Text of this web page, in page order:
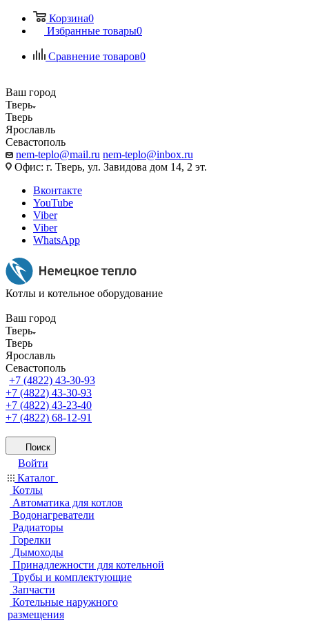
Корзина0
Избранные товары0
Сравнение товаров0
Ваш город
Тверь
Тверь
Ярославль
Севастополь
nem-teplo@mail.ru nem-teplo@inbox.ru
Офис: г. Тверь, ул. Завидова дом 14, 2 эт.
Вконтакте
YouTube
Viber
Viber
WhatsApp
Котлы и котельное оборудование
Ваш город
Тверь
Тверь
Ярославль
Севастополь
+7 (4822) 43-30-93
+7 (4822) 43-30-93
+7 (4822) 43-23-40
+7 (4822) 68-12-91
Поиск
Войти
Каталог
Котлы
Автоматика для котлов
Водонагреватели
Радиаторы
Горелки
Дымоходы
Принадлежности для котельной
Трубы и комплектующие
Запчасти
Котельные наружного
размещения